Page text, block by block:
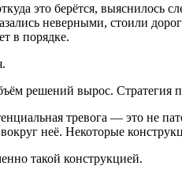
это берётся,
неверными, стоили
в порядке.
решений вырос. Стратегия
тревога — это не
неё. Некоторые
такой конструкцией.